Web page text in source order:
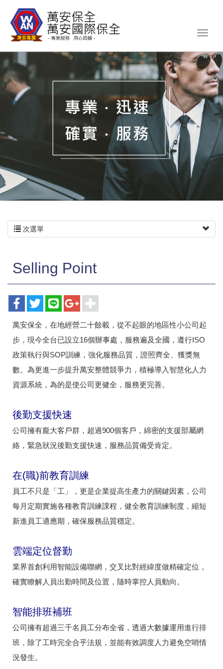
次選單
Selling Point
萬安保全，在地經營二十餘載，從不起眼的地區性小公司起
步，現今全台已設立16個辦事處，服務遍及全國，遵行ISO
政策執行與SOP訓練，強化服務品質，證照齊全、獲獎無
數。為更進一步提升萬安整體競爭力，積極導入智慧化人力
資源系統，為的是使公司更健全，服務更完善。
後勤支援快速
公司擁有龐大客戶群，超過900個客戶，綿密的支援部屬網
絡，緊急狀況後勤支援快速，服務品質備受肯定。
在(職)前教育訓練
員工不只是「工」，更是企業提高生產力的關鍵因素，公司
每月定期實施各種教育訓練課程，健全教育訓練制度，縮短
新進員工適應期，確保服務品質穩定。
雲端定位督勤
業界首創利用智能設備聯網，交叉比對經緯度做精確定位，
確實瞭解人員出勤時間及位置，隨時掌控人員動向。
智能排班補班
公司擁有超過三千名員工分布全省，透過大數據運用進行排
班，除了工時完全合乎法規，並能有效調度人力避免空哨情
況發生。